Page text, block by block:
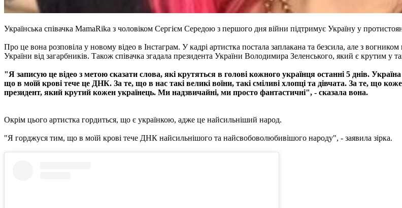
Українська співачка MamaRika з чоловіком Сергієм Середою з першого дня війни підтримує Україну у
Про це вона розповіла у новому відео в Інстаграм. У кадрі артистка постала заплакана та безсила, але з
України від загарбників. Також співачка згадала президента України Володимира Зеленського, який є крутим у
"Я записую це відео з метою сказати слова, які крутяться в голові кожного українця останні 5 днів.
що в моїй крові тече це ДНК. За те, що в нас такі великі воїни, такі сміливі хлопці та дівчата. За те, що
президент, який крутий кожен українець. Ми надзвичайні, ми просто фантастичні", - сказала вона.
Окрім цього артистка гордиться, що є українкою, адже це найсильніший народ.
"Я горджуся тим, що в моїй крові тече ДНК найсильнішого та найсвобоволюбивішого народу", - заявила зірка.